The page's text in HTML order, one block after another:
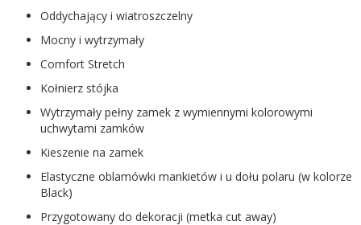
Oddychający i wiatroszczelny
Mocny i wytrzymały
Comfort Stretch
Kołnierz stójka
Wytrzymały pełny zamek z wymiennymi kolorowymi
uchwytami zamków
Kieszenie na zamek
Elastyczne oblamówki mankietów i u dołu polaru (w kolorze
Black)
Przygotowany do dekoracji (metka cut away)